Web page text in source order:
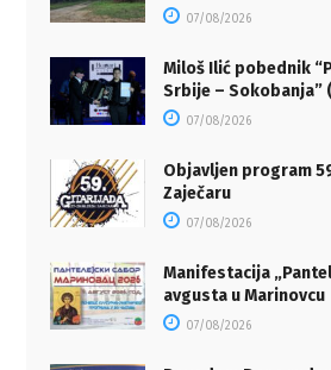
07/08/2026
Miloš Ilić pobednik
Srbije – Sokobanja”
07/08/2026
Objavljen program
Zaječaru
07/08/2026
Manifestacija
avgusta u Marinovcu
07/08/2026